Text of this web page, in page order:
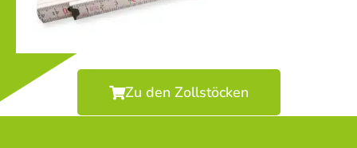
Zu den Zollstöcken